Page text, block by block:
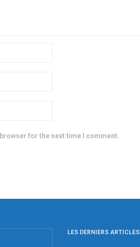
for the next time I comment.
LES DERNIERS ARTICLES